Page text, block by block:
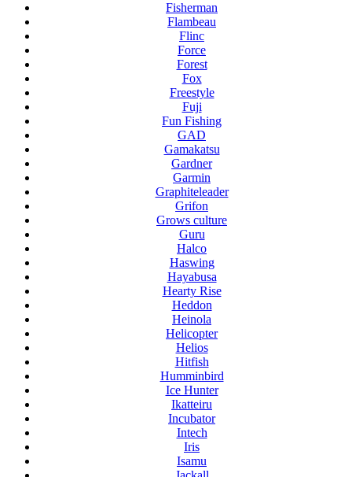
Fisherman
Flambeau
Flinc
Force
Forest
Fox
Freestyle
Fuji
Fun Fishing
GAD
Gamakatsu
Gardner
Garmin
Graphiteleader
Grifon
Grows culture
Guru
Halco
Haswing
Hayabusa
Hearty Rise
Heddon
Heinola
Helicopter
Helios
Hitfish
Humminbird
Ice Hunter
Ikatteiru
Incubator
Intech
Iris
Isamu